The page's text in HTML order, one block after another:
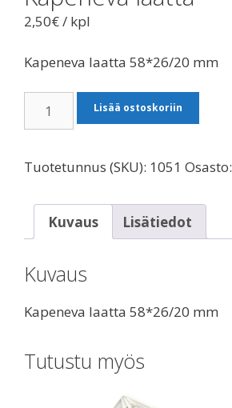
2,50€/ kpl
Kapeneva laatta 58*26/20 mm
laatta
Lisää ostoskoriin
Tuotetunnus (SKU): 1051 Osasto:
Kuvaus Lisätiedot
Kuvaus
Kapeneva laatta 58*26/20 mm
Tutustu myös